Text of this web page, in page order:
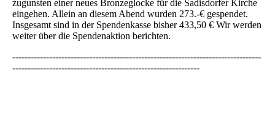
zugunsten einer neues Bronzeglocke für die Sadisdorfer Kirche
eingehen. Allein an diesem Abend wurden 273.-€ gespendet.
Insgesamt sind in der Spendenkasse bisher 433,50 € Wir werden
weiter über die Spendenaktion berichten.
---------------------------------------------------------------------------------
-------------------------------------------------------------